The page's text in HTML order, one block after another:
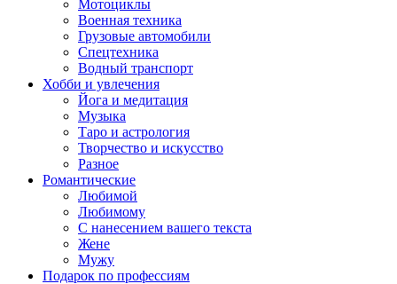
Мотоциклы
Военная техника
Грузовые автомобили
Спецтехника
Водный транспорт
Хобби и увлечения
Йога и медитация
Музыка
Таро и астрология
Творчество и искусство
Разное
Романтические
Любимой
Любимому
С нанесением вашего текста
Жене
Мужу
Подарок по профессиям